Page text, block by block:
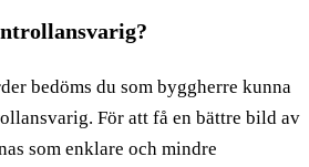
bedöms du som byggherre kunna
För att få en bättre bild av
som enklare och mindre